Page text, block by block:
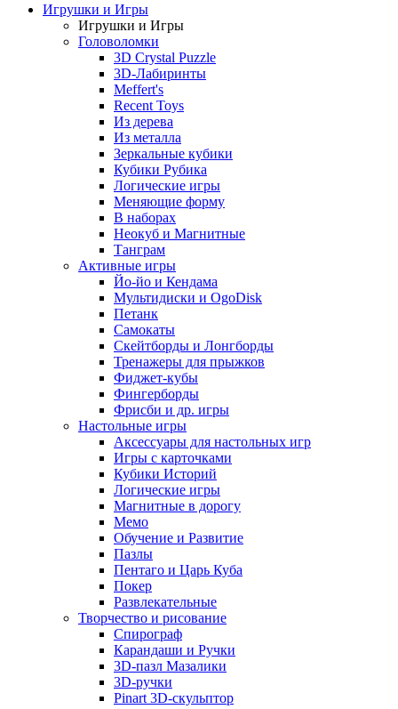
Игрушки и Игры
Игрушки и Игры
Головоломки
3D Crystal Puzzle
3D-Лабиринты
Meffert's
Recent Toys
Из дерева
Из металла
Зеркальные кубики
Кубики Рубика
Логические игры
Меняющие форму
В наборах
Неокуб и Магнитные
Танграм
Активные игры
Йо-йо и Кендама
Мультидиски и OgoDisk
Петанк
Самокаты
Скейтборды и Лонгборды
Тренажеры для прыжков
Фиджет-кубы
Фингерборды
Фрисби и др. игры
Настольные игры
Аксессуары для настольных игр
Игры с карточками
Кубики Историй
Логические игры
Магнитные в дорогу
Мемо
Обучение и Развитие
Пазлы
Пентаго и Царь Куба
Покер
Развлекательные
Творчество и рисование
Спирограф
Карандаши и Ручки
3D-пазл Мазалики
3D-ручки
Pinart 3D-скульптор